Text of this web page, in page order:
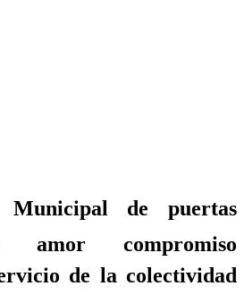
Municipal de puertas
amor compromiso
de la colectividad